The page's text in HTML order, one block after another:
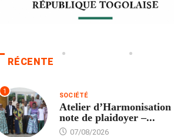
RÉCENTE
1 SOCIÉTÉ
Atelier d’Harmonisation
note de plaidoyer –...
07/08/2026